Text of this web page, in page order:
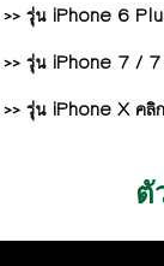
>> รุ่น iPhone 6
>> รุ่น iPhone 7 /
>> รุ่น iPhone X คลิ
ตั